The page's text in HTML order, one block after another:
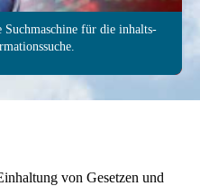
Such­maschine für die inhalts­
von Gesetzen und